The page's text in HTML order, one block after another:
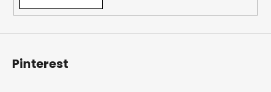
Pinterest